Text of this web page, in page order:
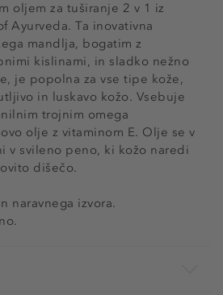
oljem za tuširanje 2 v 1 iz
Ayurveda. Ta inovativna
mandlja, bogatim z
kislinami, in sladko nežno
je popolna za vse tipe kože,
in luskavo kožo. Vsebuje
trojnim omega
olje z vitaminom E. Olje se v
v svileno peno, ki kožo naredi
dišečo.
naravnega izvora.